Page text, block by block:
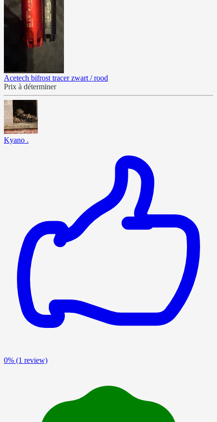
Acetech bifrost tracer zwart / rood
Prix à déterminer
Kyano .
0% (1 review)